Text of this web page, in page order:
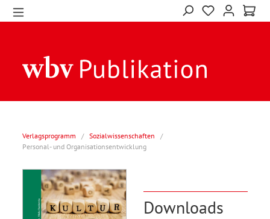
Verlagsprogramm / Sozialwissenschaften
/
Personal- und Organisationsentwicklung
Downloads